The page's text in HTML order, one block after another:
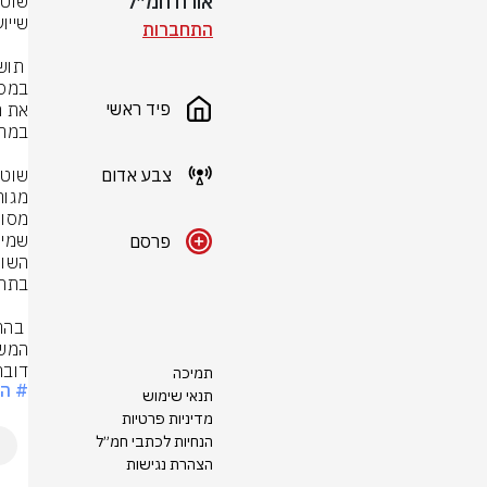
התחברות
פיד ראשי
צבע אדום
פרסם
תמיכה
תנאי שימוש
מדיניות פרטיות
הנחיות לכתבי חמ״ל
הצהרת נגישות
#